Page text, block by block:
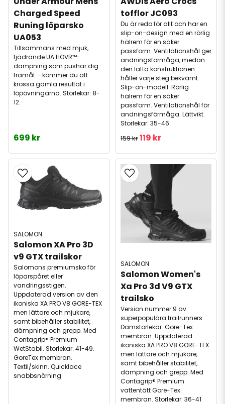
Charged Speed ​​
Runing löparsko
UA053
Tillsammans med mjuk,
fjädrande UA HOVR™-
dämpning som pushar dig
framåt – kommer du att
krossa gamla resultat i
löpövningarna. Storlekar: 8-
12.
699 kr
tofflor JC093
Du är redo för allt och har en
slip-on-design med en rörlig
hälrem för en säker
passform. Ventilationshål ger
andningsförmåga, medan
den lätta konstruktionen
håller varje steg bekvämt.
Slip-on-modell. Rörlig
hälrem för en säker
passform. Ventilationshål för
andningsförmåga. Lättvikt.
Storlekar: 35-46
159 kr119 kr
SALOMON
Salomon XA Pro 3D
v9 GTX trailskor
Salomons premiumsko för
löparspåret eller
vandringsstigen.
Uppdaterad version av den
ikoniska XA PRO V8 GORE-TEX
men lättare och mjukare,
samt bibehåller stabilitet,
dämpning och grepp. Med
Contagrip® Premium
WetStabil. Storlekar: 41-49.
GoreTex membran.
Textil/skinn. Quicklace
snabbsnörning
SALOMON
Salomon Women's
Xa Pro 3d V9 GTX
trailsko
Version nummer 9 av
superpopulära trailrunners.
Damstorlekar. Gore-Tex
membran. Uppdaterad
ikoniska XA PRO V8 GORE-TEX
men lättare och mjukare,
samt bibehåller stabilitet,
dämpning och grepp. Med
Contagrip® Premium
vattentätt Gore-Tex
membran. Storlekar: 36-41